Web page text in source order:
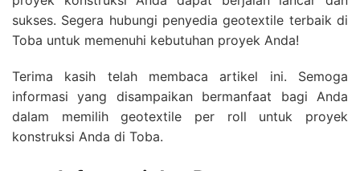
sukses. Segera hubungi penyedia geotextile terbaik di
Toba untuk memenuhi kebutuhan proyek Anda!
Terima kasih telah membaca artikel ini. Semoga
informasi yang disampaikan bermanfaat bagi Anda
dalam memilih geotextile per roll untuk proyek
konstruksi Anda di Toba.